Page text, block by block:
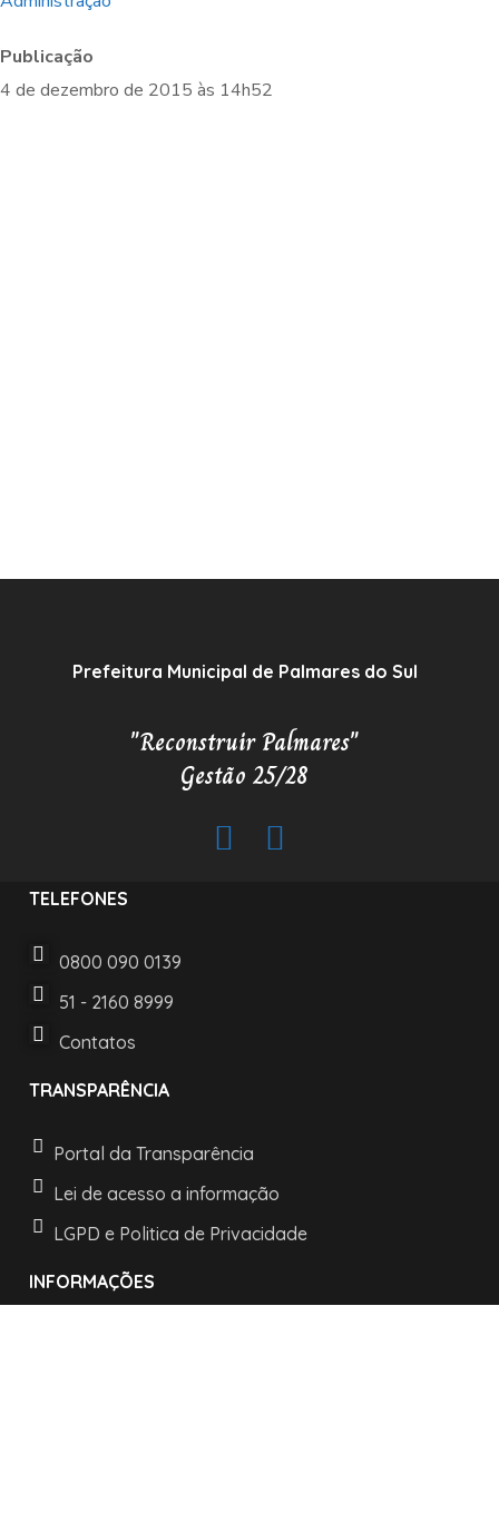
Publicação
4 de dezembro de 2015 às 14h52
Prefeitura Municipal de Palmares do Sul
"Reconstruir Palmares"
Gestão 25/28
TELEFONES
0800 090 0139
51 - 2160 8999
Contatos
TRANSPARÊNCIA
Portal da Transparência
Lei de acesso a informação
LGPD e Politica de Privacidade
INFORMAÇÕES